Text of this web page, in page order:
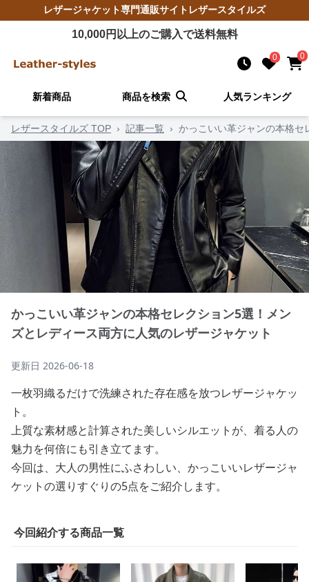
レザージャケット専門通販サイト レザースタイルズ
10,000円以上のご購入で送料無料
0 0
新着商品 商品を検索 人気ランキング
レザースタイルズ TOP › 記事一覧 › かっこいい革ジャンの本格セ
かっこいい革ジャンの本格セレクション5選！メン
ズとレディース両方に人気のレザージャケット
更新日 2026-06-18
一枚羽織るだけで洗練された存在感を放つレザージャケッ
ト。
上質な素材感と計算された美しいシルエットが、着る人の
魅力を何倍にも引き立てます。
今回は、大人の男性にふさわしい、かっこいいレザージャ
ケットの選りすぐりの5点をご紹介します。
今回紹介する商品一覧